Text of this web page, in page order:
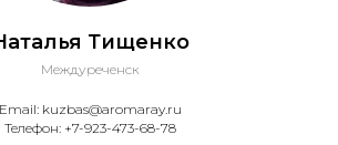
Тищенко
Междуреченск
Email: kuzbas@aromaray.ru
Телефон: +7-923-473-68-78